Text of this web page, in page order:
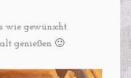
wie gewünscht
genießen 🙂